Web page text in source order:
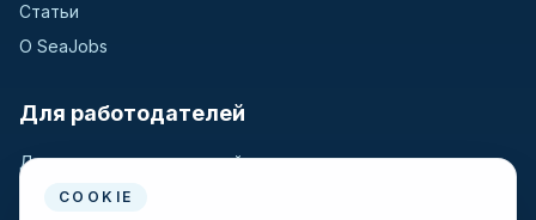
Статьи
О SeaJobs
Для работодателей
Для крюинговых компаний
Разместить вакансию
COOKIE